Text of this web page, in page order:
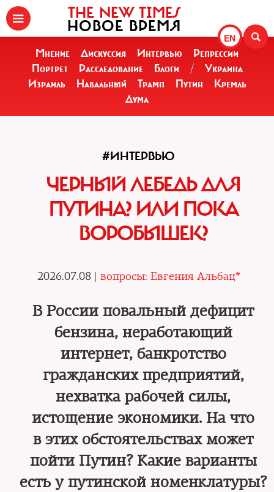
EN
THE NEW TIMES
НОВОЕ ВРЕМЯ
Мнение Дискуссия Интервью
Репрессии
Портрет
Расследование Блоги /
Украина
Израиль
Навальный Трамп Путин
Кремль
Дума
#ИНТЕРВЬЮ
ЧЕРНЫЙ ЛЕБЕДЬ ДЛЯ
ПУТИНА? ИЛИ ПОКА
ВОРОБЫШЕК?
2026.07.08 | вопросы: Евгения Альбац*
В России повальный дефицит
бензина, неработающий
интернет, банкротство
гражданских предприятий,
нехватка рабочей силы,
истощение экономики. На что
в этих обстоятельствах может
пойти Путин? Какие варианты
есть у путинской номенклатуры?